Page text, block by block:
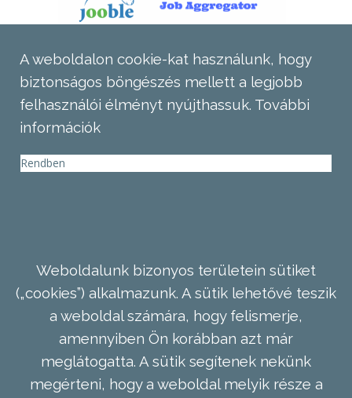
A weboldalon cookie-kat használunk, hogy
biztonságos böngészés mellett a legjobb
felhasználói élményt nyújthassuk. További
információk
Rendben
Weboldalunk bizonyos területein sütiket
(„cookies”) alkalmazunk. A sütik lehetővé teszik
a weboldal számára, hogy felismerje,
amennyiben Ön korábban azt már
meglátogatta. A sütik segítenek nekünk
megérteni, hogy a weboldal melyik része a